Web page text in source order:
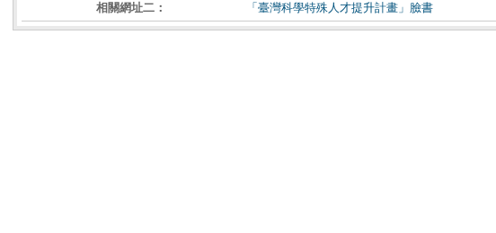
相關網址二：
「臺灣科學特殊人才提升計畫」臉書